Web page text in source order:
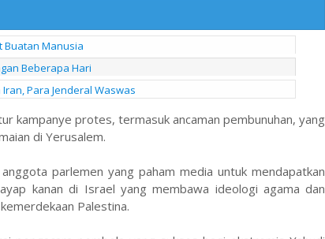
Buatan Manusia
Beberapa Hari
Para Jenderal Waswas
kampanye protes, termasuk ancaman pembunuhan, yang
di Yerusalem.
parlemen yang paham media untuk mendapatkan
kanan di Israel yang membawa ideologi agama dan
Palestina.